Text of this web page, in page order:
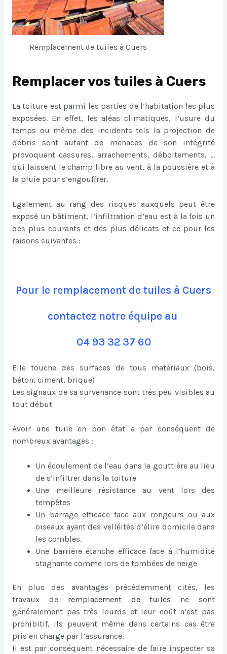
Remplacement de tuiles à Cuers
Remplacer vos tuiles à Cuers
La toiture est parmi les parties de l’habitation les plus
exposées. En effet, les aléas climatiques, l’usure du
temps ou même des incidents tels la projection de
débris sont autant de menaces de son intégrité
provoquant cassures, arrachements, déboitements, …
qui laissent le champ libre au vent, à la poussière et à
la pluie pour s’engouffrer.
Egalement au rang des risques auxquels peut être
exposé un bâtiment, l’infiltration d’eau est à la fois un
des plus courants et des plus délicats et ce pour les
raisons suivantes :
Pour le remplacement de tuiles à Cuers
contactez notre équipe au
04 93 32 37 60
Elle touche des surfaces de tous matériaux (bois,
béton, ciment, brique)
Les signaux de sa survenance sont très peu visibles au
tout début
Avoir une tuile en bon état a par conséquent de
nombreux avantages :
Un écoulement de l’eau dans la gouttière au lieu
de s’infiltrer dans la toiture
Une meilleure résistance au vent lors des
tempêtes
Un barrage efficace face aux rongeurs ou aux
oiseaux ayant des velléités d’élire domicile dans
les combles.
Une barrière étanche efficace face à l’humidité
stagnante comme lors de tombées de neige
En plus des avantages précédemment cités, les
travaux de
remplacement de tuiles
ne sont
généralement pas très lourds et leur coût n’est pas
prohibitif, ils peuvent même dans certains cas être
pris en charge par l’assurance.
Il est par conséquent nécessaire de faire inspecter sa